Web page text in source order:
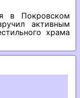
в Покровском
активным
храма